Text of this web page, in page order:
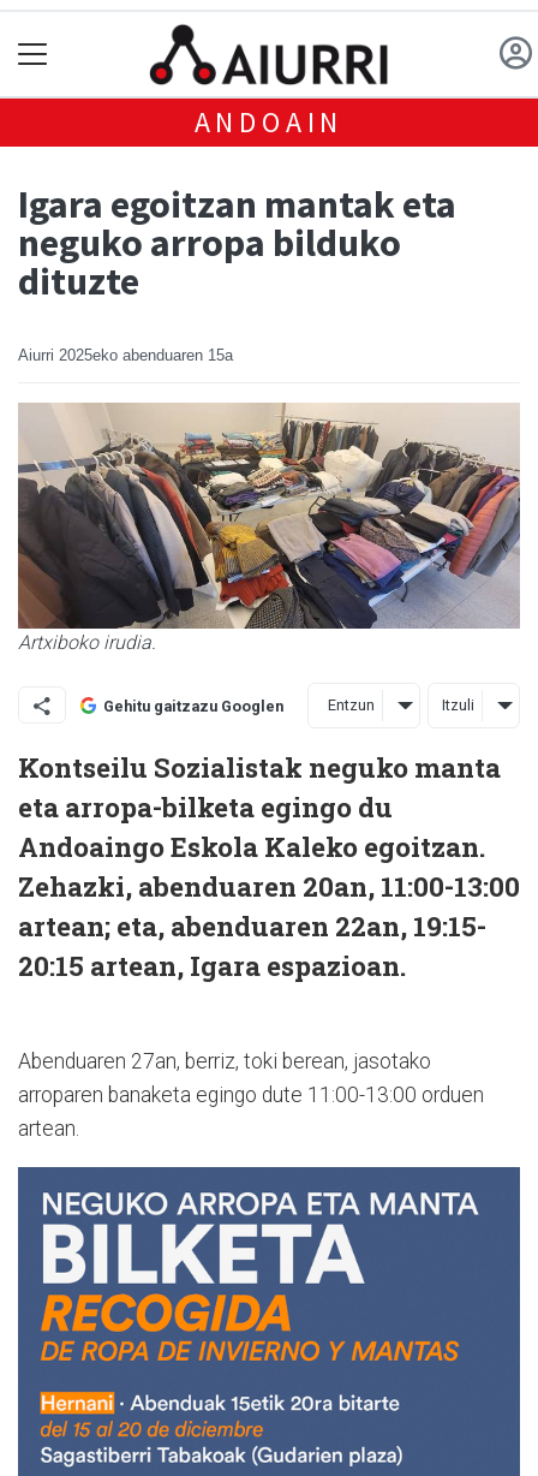
ANDOAIN
Igara egoitzan mantak eta
neguko arropa bilduko
dituzte
Aiurri 2025eko abenduaren 15a
Artxiboko irudia.
Gehitu gaitzazu Googlen Entzun Itzuli
Kontseilu Sozialistak neguko manta
eta arropa-bilketa egingo du
Andoaingo Eskola Kaleko egoitzan.
Zehazki, abenduaren 20an, 11:00-13:00
artean; eta, abenduaren 22an, 19:15-
20:15 artean, Igara espazioan.
Abenduaren 27an, berriz, toki berean, jasotako
arroparen banaketa egingo dute 11:00-13:00 orduen
artean.